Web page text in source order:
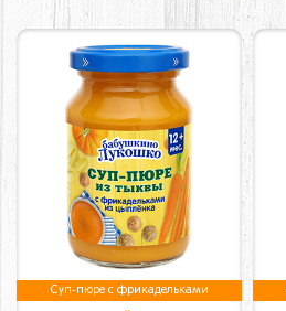
Суп-пюре с фрикадельками